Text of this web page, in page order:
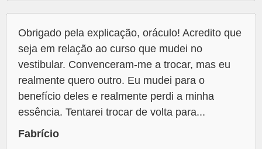
Obrigado pela explicação, oráculo! Acredito que
seja em relação ao curso que mudei no
vestibular. Convenceram-me a trocar, mas eu
realmente quero outro. Eu mudei para o
benefício deles e realmente perdi a minha
essência. Tentarei trocar de volta para...
Fabrício